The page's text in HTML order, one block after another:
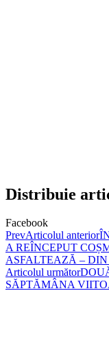
Distribuie
Facebook
PrevArticolul anterior
A REÎNCEPUT
ASFALTEAZĂ –
Articolul următor
SĂPTĂMÂNA